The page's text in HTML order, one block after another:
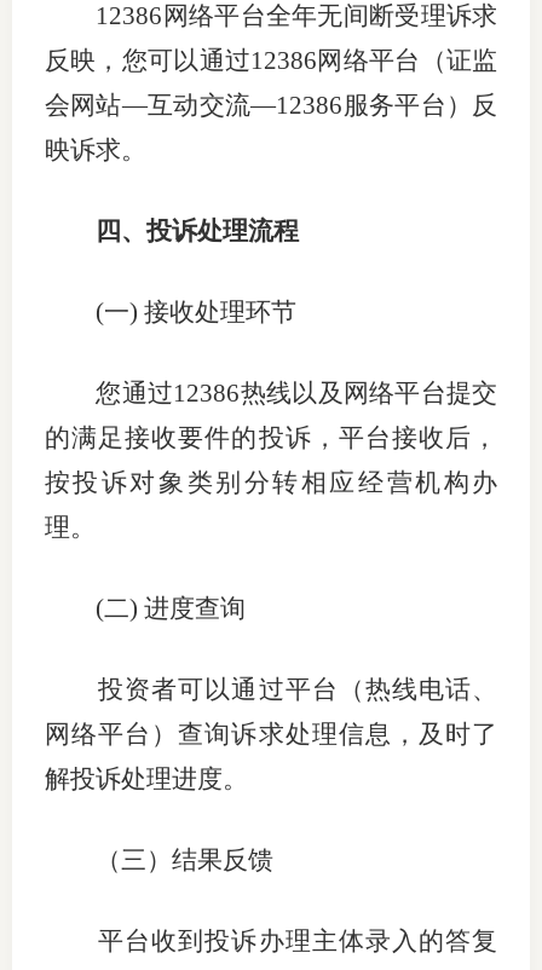
12386 网络平台全年无间断受理诉求
反映，您可以通过12386网络平台（证监
会网站—互动交流—12386服务平台）反
映诉求。
四、投诉处理流程
(一) 接收处理环节
您通过12386热线以及网络平台提交
的满足接收要件的投诉，平台接收后，
按投诉对象类别分转相应经营机构办
理。
(二) 进度查询
投资者可以通过平台（热线电话、
网络平台）查询诉求处理信息，及时了
解投诉处理进度。
（三）结果反馈
平台收到投诉办理主体录入的答复